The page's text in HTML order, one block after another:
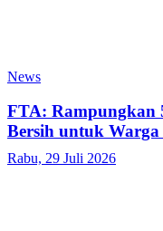
News
FTA: Rampungkan
Bersih untuk
Rabu, 29 Juli 2026